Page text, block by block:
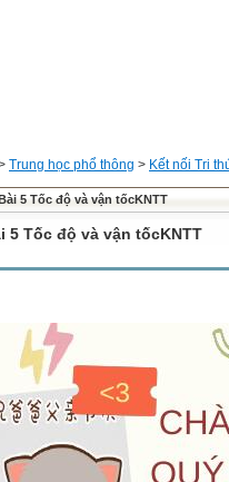
Trung học phổ thông > Kết nối Tri
5 Tốc độ và vận tốcKNTT
5 Tốc độ và vận tốcKNTT